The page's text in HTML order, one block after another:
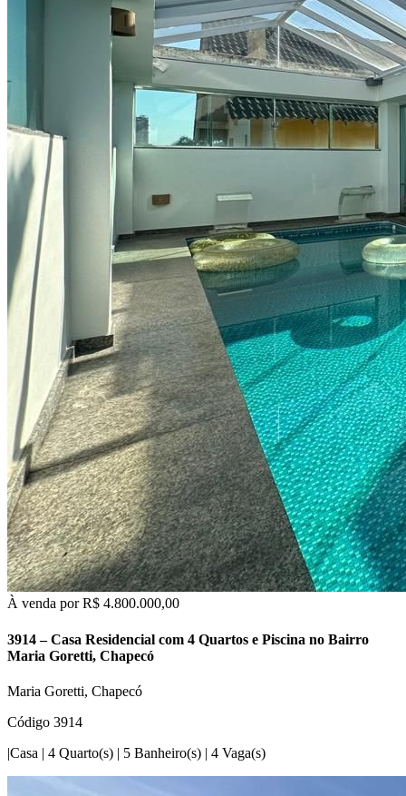
À venda porR$ 4.800.000,00
3914 – Casa Residencial com 4 Quartos e Piscina no Bairro
Maria Goretti, Chapecó
Maria Goretti, Chapecó
Código 3914
|Casa | 4 Quarto(s) | 5 Banheiro(s) | 4 Vaga(s)